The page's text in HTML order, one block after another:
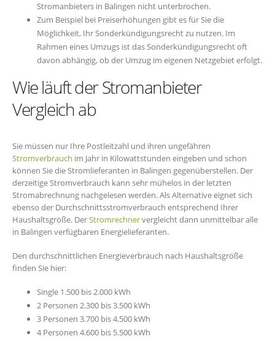
Stromanbieters in Balingen nicht unterbrochen.
Zum Beispiel bei Preiserhöhungen gibt es für Sie die
Möglichkeit, Ihr Sonderkündigungsrecht zu nutzen. Im
Rahmen eines Umzugs ist das Sonderkündigungsrecht oft
davon abhängig, ob der Umzug im eigenen Netzgebiet erfolgt.
Wie läuft der Stromanbieter
Vergleich ab
Sie müssen nur Ihre Postleitzahl und ihren ungefähren
Stromverbrauch im Jahr in Kilowattstunden eingeben und schon
können Sie die Stromlieferanten in Balingen gegenüberstellen. Der
derzeitige Stromverbrauch kann sehr mühelos in der letzten
Stromabrechnung nachgelesen werden. Als Alternative eignet sich
ebenso der Durchschnittsstromverbrauch entsprechend Ihrer
Haushaltsgröße. DerStromrechnervergleicht dann unmittelbar alle
in Balingen verfügbaren Energielieferanten.
Den durchschnittlichen Energieverbrauch nach Haushaltsgröße
finden Sie hier:
Single 1.500 bis 2.000 kWh
2 Personen 2.300 bis 3.500 kWh
3 Personen 3.700 bis 4.500 kWh
4 Personen 4.600 bis 5.500 kWh